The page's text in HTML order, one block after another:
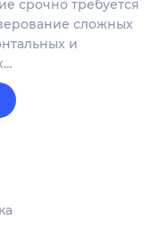
срочно требуется
сложных
и